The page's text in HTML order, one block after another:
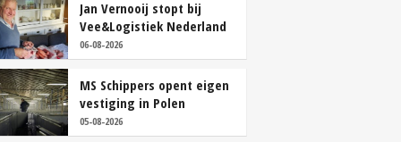
Jan Vernooij stopt bij
Vee&Logistiek Nederland
06-08-2026
MS Schippers opent eigen
vestiging in Polen
05-08-2026